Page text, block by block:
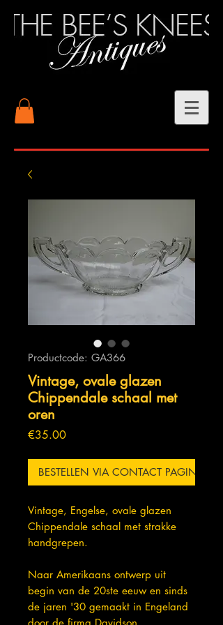
Productcode: GA366
Vintage, ovale glazen
Chippendale schaal met
oren
€35.00Prijs
BESTELLEN VIA CONTACT PAGINA
Vintage, Engelse, ovale glazen
Chippendale schaal met strakke
handgrepen.
Naar Amerikaans ontwerp uit
begin van de 20ste eeuw en sinds
de jaren '30 gemaakt in Engeland